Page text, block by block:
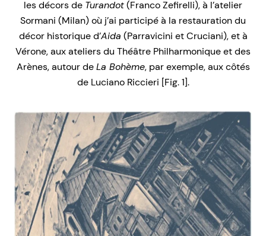
les décors de Turandot(Franco Zefirelli), à l’atelier
Sormani (Milan) où j’ai participé à la restauration du
décor historique d’Aida (Parravicini et Cruciani), et à
Vérone, aux ateliers du Théâtre Philharmonique et des
Arènes, autour deLa Bohème, par exemple, aux côtés
de Luciano Riccieri [Fig. 1].